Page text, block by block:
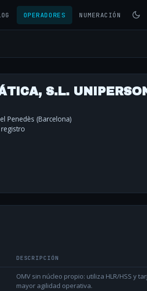
OPERADORES NUMERACIÓN
S.L.
Penedès (Barcelona)
DESCRIPCIÓN
OMV sin núcleo propio: utiliza HLR/HSS y
mayor agilidad operativa.